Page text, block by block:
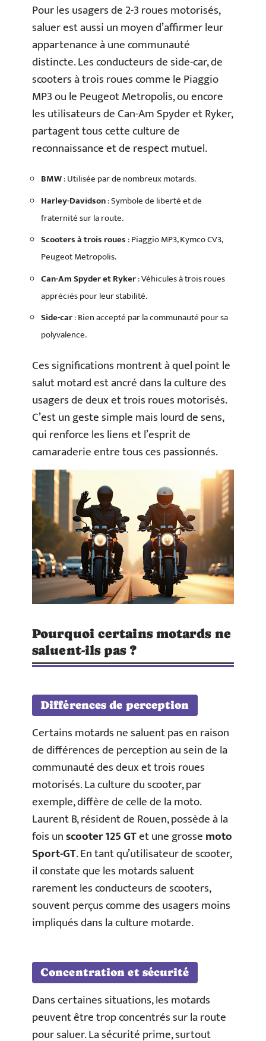
Pour les usagers de 2-3 roues motorisés,
saluer est aussi un moyen d’affirmer leur
appartenance à une communauté
distincte. Les conducteurs de side-car, de
scooters à trois roues comme le Piaggio
MP3 ou le Peugeot Metropolis, ou encore
les utilisateurs de Can-Am Spyder et Ryker,
partagent tous cette culture de
reconnaissance et de respect mutuel.
BMW: Utilisée par de nombreux motards.
Harley-Davidson: Symbole de liberté et de
fraternité sur la route.
Scooters à trois roues: Piaggio MP3, Kymco CV3,
Peugeot Metropolis.
Can-Am Spyder et Ryker: Véhicules à trois roues
appréciés pour leur stabilité.
Side-car: Bien accepté par la communauté pour sa
polyvalence.
Ces significations montrent à quel point le
salut motard est ancré dans la culture des
usagers de deux et trois roues motorisés.
C’est un geste simple mais lourd de sens,
qui renforce les liens et l’esprit de
camaraderie entre tous ces passionnés.
Pourquoi certains motards ne
saluent-ils pas ?
Différences de perception
Certains motards ne saluent pas en raison
de différences de perception au sein de la
communauté des deux et trois roues
motorisés. La culture du scooter, par
exemple, diffère de celle de la moto.
Laurent B, résident de Rouen, possède à la
fois unscooter 125 GTet une grossemoto
Sport-GT. En tant qu’utilisateur de scooter,
il constate que les motards saluent
rarement les conducteurs de scooters,
souvent perçus comme des usagers moins
impliqués dans la culture motarde.
Concentration et sécurité
Dans certaines situations, les motards
peuvent être trop concentrés sur la route
pour saluer. La sécurité prime, surtout